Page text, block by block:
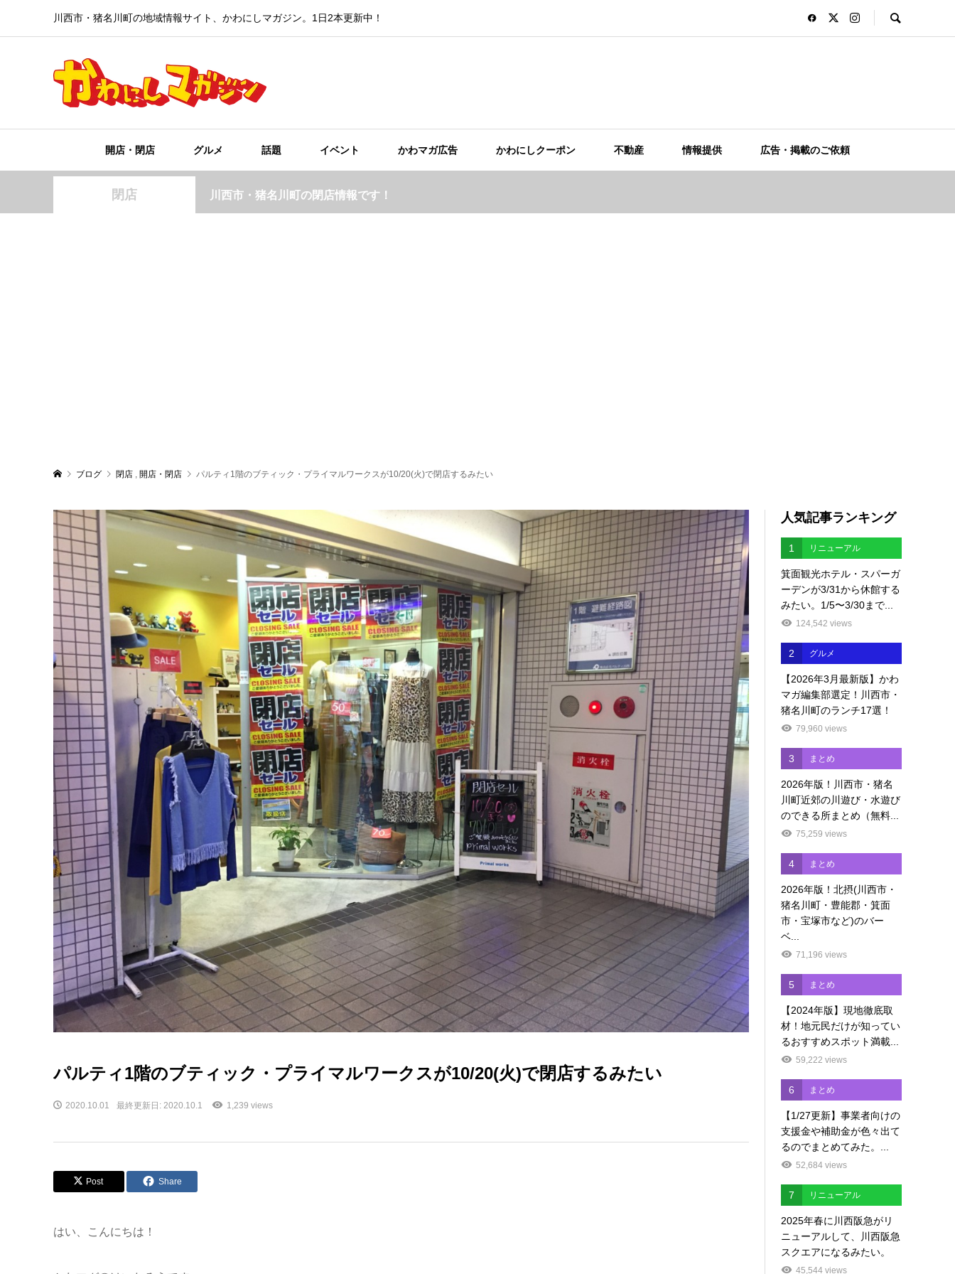
川西市・猪名川町の地域情報サイト、かわにしマガジン。1日2本更新中！
開店・閉店 グルメ 話題 イベント かわマガ広告 かわにしクーポン 不動産 情報提供 広告・掲載のご依頼
閉店 川西市・猪名川町の閉店情報です！
ブログ 閉店 , 開店・閉店 パルティ1階のブティック・プライマルワークスが10/20(火)で閉店するみたい
パルティ1階のブティック・プライマルワークスが10/20(火)で閉店するみたい
2020.10.01 最終更新日: 2020.10.1 1,239 views
Post Share
はい、こんにちは！
人気記事ランキング
1 リニューアル
箕面観光ホテル・スパーガ
ーデンが3/31から休館する
みたい。1/5〜3/30まで...
124,542 views
2 グルメ
【2026年3月最新版】かわ
マガ編集部選定！川西市・
猪名川町のランチ17選！
79,960 views
3 まとめ
2026年版！川西市・猪名
川町近郊の川遊び・水遊び
のできる所まとめ（無料...
75,259 views
4 まとめ
2026年版！北摂(川西市・
猪名川町・豊能郡・箕面
市・宝塚市など)のバー
ベ...
71,196 views
5 まとめ
【2024年版】現地徹底取
材！地元民だけが知ってい
るおすすめスポット満載...
59,222 views
6 まとめ
【1/27更新】事業者向けの
支援金や補助金が色々出て
るのでまとめてみた。...
52,684 views
7 リニューアル
2025年春に川西阪急がリ
ニューアルして、川西阪急
スクエアになるみたい。
45,544 views